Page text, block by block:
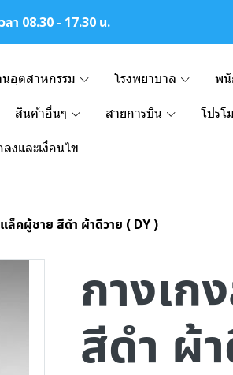
ลา 08.30 - 17.30 น.
นอุตสาหกรรม โรงพยาบาล พนั
สินค้าอื่นๆ สายการบิน โปรโ
งและเงื่อนไข
ล็คผู้ชาย สีดำ ผ้าดีวาย ( DY )
กางเก
สีดำ ผ้